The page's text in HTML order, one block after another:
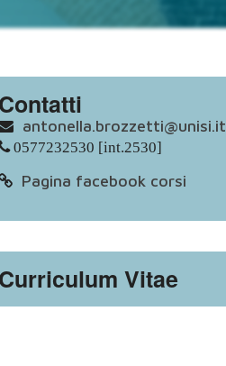
Contatti
antonella.brozzetti@unisi.it
0577232530 [int.2530]
Pagina facebook corsi
Curriculum Vitae